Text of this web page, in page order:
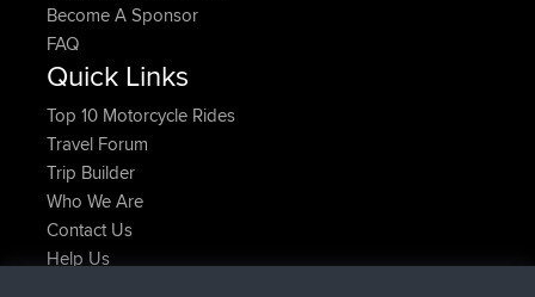
Become A Sponsor
FAQ
Quick Links
Top 10 Motorcycle Rides
Travel Forum
Trip Builder
Who We Are
Contact Us
Help Us